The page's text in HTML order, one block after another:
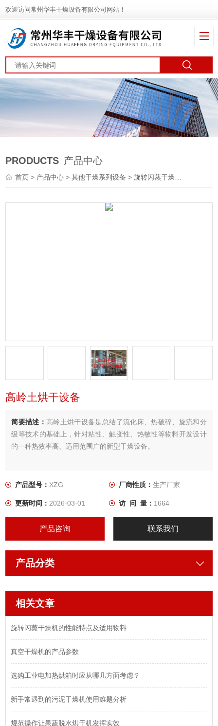
欢迎访问常州华丰干燥设备有限公司网站！
PRODUCTS 产品中心
首页> 产品中心 >其他干燥系列设备 >旋转闪蒸干燥机
高岭土烘干设备
简要描述： 高岭土烘干设备是总结了流化床、热破碎、旋流和分
级等技术的基础上，针对粘性、触变性、热敏性等物料开发设计
的一种热效率高、适用范围广的新型干燥设备。
产品型号：XZG 厂商性质： 生产厂家
更新时间：2026-03-01 访 问 量： 1664
产品咨询 联系我们
产品分类
相关文章
旋转闪蒸干燥机的性能特点及适用物料
真空干燥机的产品参数
选购工业电加热烘箱时应从哪几方面考虑？
新手常遇到的污泥干燥机使用难题分析
规范操作让果蔬脱水烘干机发挥实效